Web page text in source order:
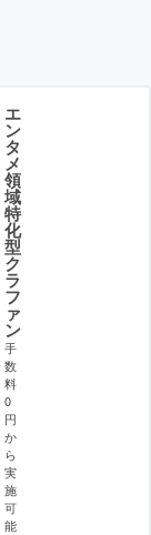
エ
ン
タ
メ
領
域
特
化
型
ク
ラ
フ
ァ
ン
手
数
料
0
円
か
ら
実
施
可
能